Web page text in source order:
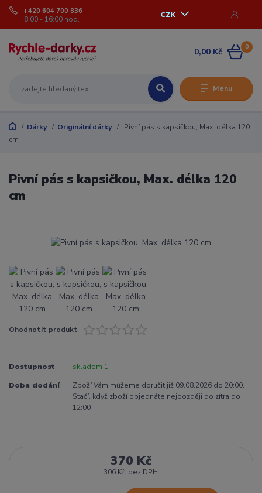
Menu
CZK
+420 604 700 836
8:00 - 16:00 hod.
0
0,00 Kč
Dárky Originální dárky
Pivní pás s kapsičkou, Max. délka 120
cm
Pivní pás s kapsičkou, Max. délka 120
cm
Ohodnotit produkt
Dostupnost skladem 1
Doba dodání
Zboží Vám můžeme doručit již 09.08.2026 do 20:00.
Stačí, když zboží objednáte nejpozději do zítra do
12:00
370 Kč
306 Kč bez DPH